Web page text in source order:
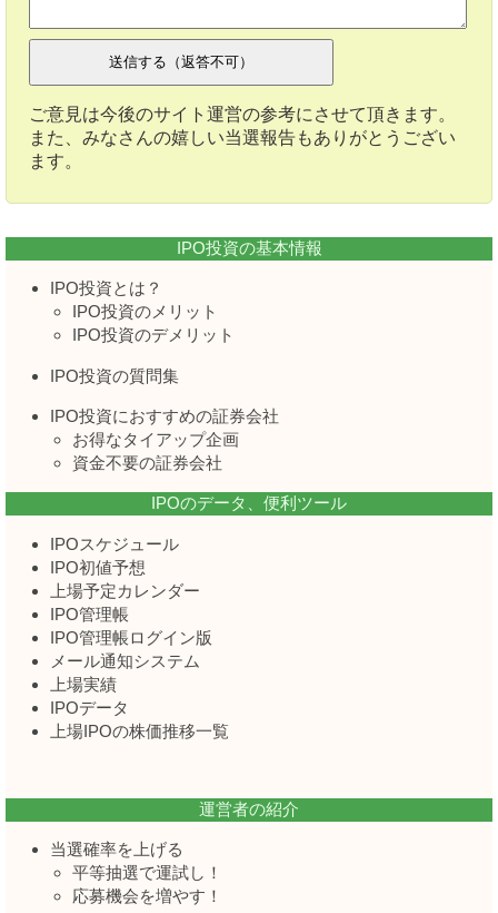
ご意見は今後のサイト運営の参考にさせて頂きます。
また、みなさんの嬉しい当選報告もありがとうござい
ます。
IPO投資の基本情報
IPO投資とは？
IPO投資のメリット
IPO投資のデメリット
IPO投資の質問集
IPO投資におすすめの証券会社
お得なタイアップ企画
資金不要の証券会社
IPOのデータ、便利ツール
IPOスケジュール
IPO初値予想
上場予定カレンダー
IPO管理帳
IPO管理帳ログイン版
メール通知システム
上場実績
IPOデータ
上場IPOの株価推移一覧
運営者の紹介
当選確率を上げる
平等抽選で運試し！
応募機会を増やす！